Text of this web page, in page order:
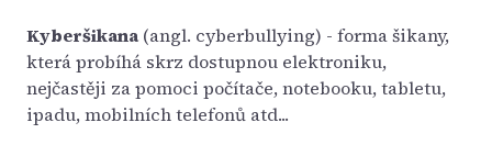
Kyberšikana (angl. cyberbullying) - forma šikany,
která probíhá skrz dostupnou elektroniku,
nejčastěji za pomoci počítače, notebooku, tabletu,
ipadu, mobilních telefonů atd...